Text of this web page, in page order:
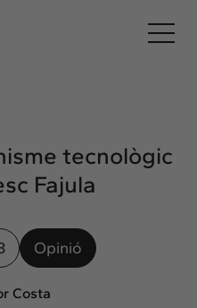
tecnològic
Fajula
Opinió
Costa